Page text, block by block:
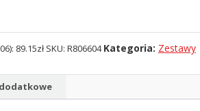
): 89.15zł SKU: R806604 Kategoria: Zestawy